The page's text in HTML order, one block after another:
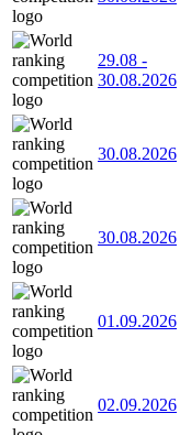
29.08 -
30.08.2026
30.08.2026
30.08.2026
01.09.2026
02.09.2026